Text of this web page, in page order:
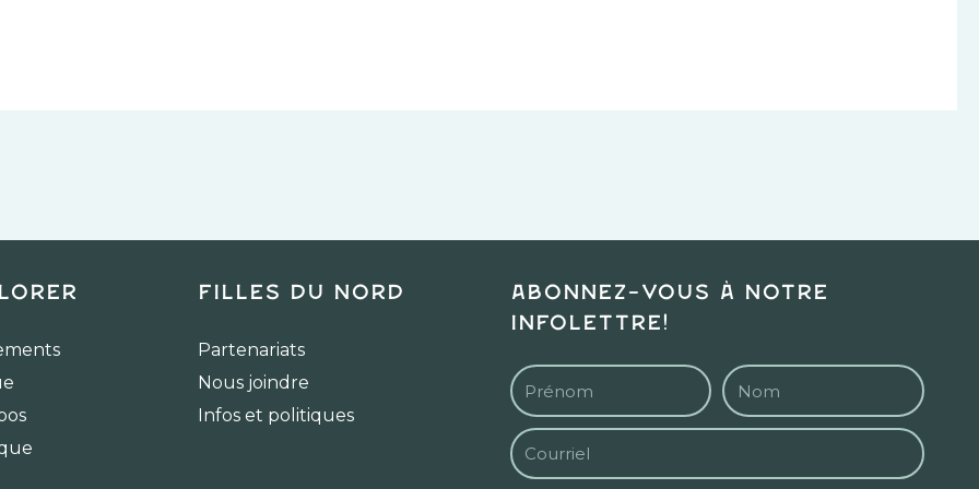
Filles du Nord
Partenariats
Nous joindre
Infos et politiques
Abonnez-vous à notre
infolettre!